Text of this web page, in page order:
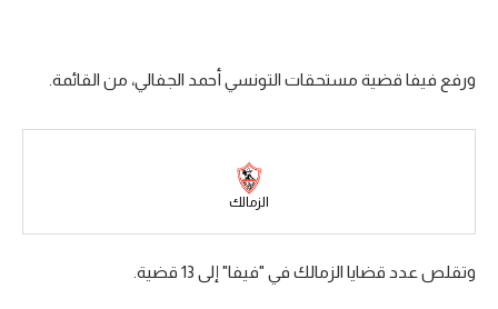
سعودي في الجول
دوري أبطال أوروبا
القسم الثاني
ورفع فيفا قضية مستحقات التونسي أحمد الجفالي، من القائمة.
الزمالك
وتقلص عدد قضايا الزمالك في "فيفا" إلى 13 قضية.